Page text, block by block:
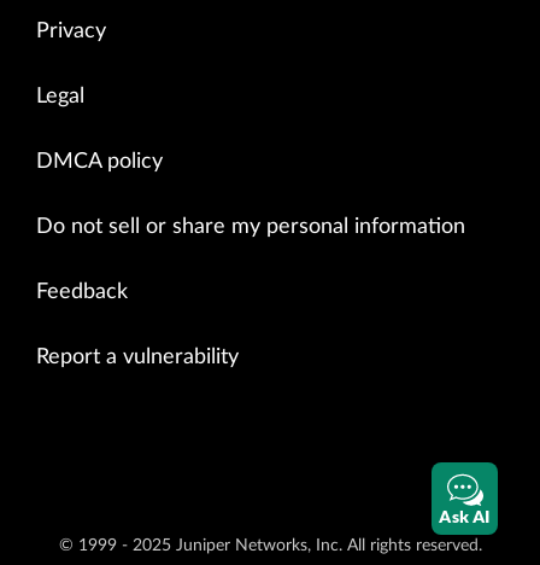
Privacy
Legal
DMCA policy
Do not sell or share my personal information
Feedback
Report a vulnerability
© 1999 - 2025 Juniper Networks, Inc. All rights reserved.
Ask AI